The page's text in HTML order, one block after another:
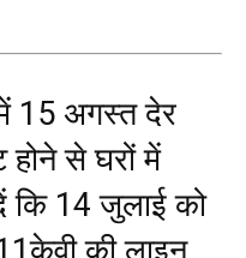
में 15 अगस्त देर
होने से घरों में
कि 14 जुलाई को